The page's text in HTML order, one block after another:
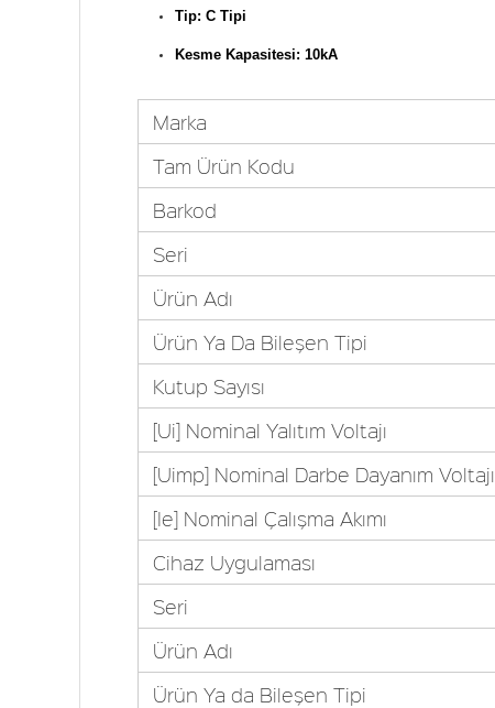
Tip: C Tipi
Kesme Kapasitesi: 10kA
Marka
Tam Ürün Kodu
Barkod
Seri
Ürün Adı
Ürün Ya Da Bileşen Tipi
Kutup Sayısı
[Ui] Nominal Yalıtım Voltajı
[Uimp] Nominal Darbe Dayanım Voltajı
[Ie] Nominal Çalışma Akımı
Cihaz Uygulaması
Seri
Ürün Adı
Ürün Ya da Bileşen Tipi